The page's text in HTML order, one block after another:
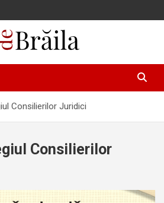
Consilierilor Juridici
Consilierilor